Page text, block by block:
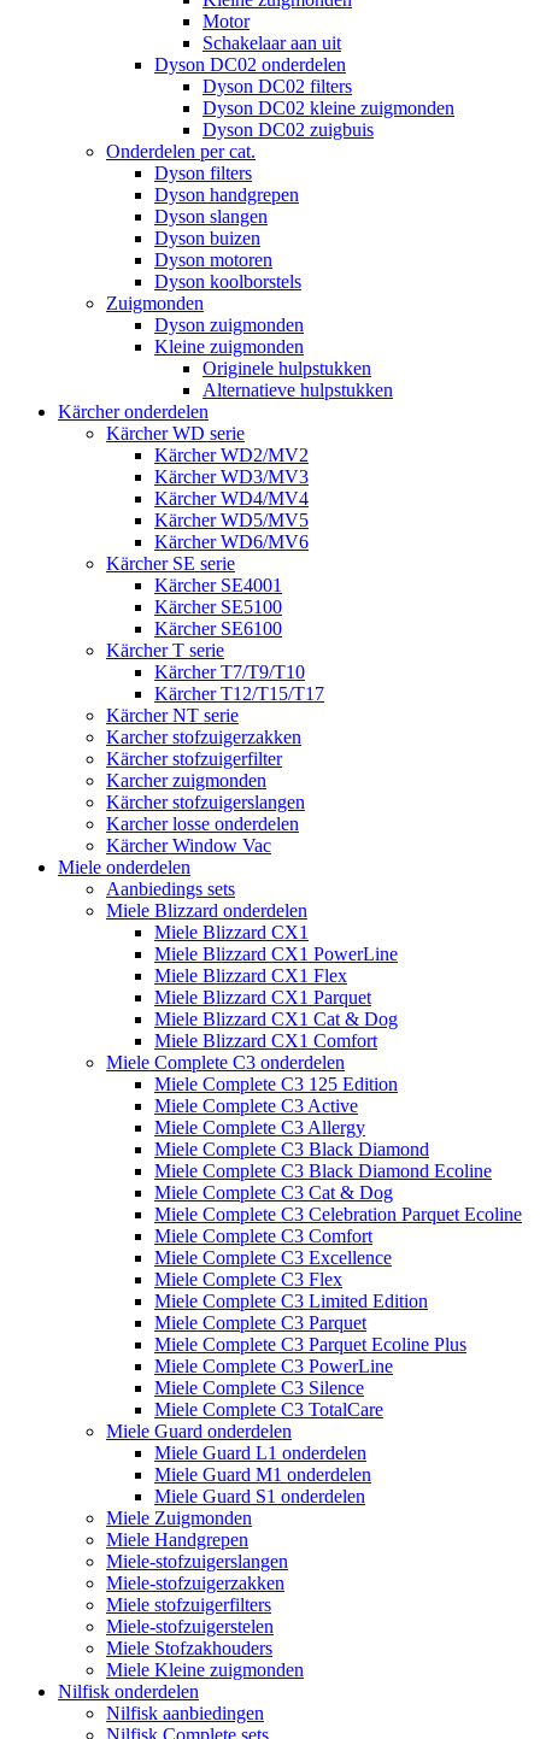
Motor
Schakelaar aan uit
Dyson DC02 onderdelen
Dyson DC02 filters
Dyson DC02 kleine zuigmonden
Dyson DC02 zuigbuis
Onderdelen per cat.
Dyson filters
Dyson handgrepen
Dyson slangen
Dyson buizen
Dyson motoren
Dyson koolborstels
Zuigmonden
Dyson zuigmonden
Kleine zuigmonden
Originele hulpstukken
Alternatieve hulpstukken
Kärcher onderdelen
Kärcher WD serie
Kärcher WD2/MV2
Kärcher WD3/MV3
Kärcher WD4/MV4
Kärcher WD5/MV5
Kärcher WD6/MV6
Kärcher SE serie
Kärcher SE4001
Kärcher SE5100
Kärcher SE6100
Kärcher T serie
Kärcher T7/T9/T10
Kärcher T12/T15/T17
Kärcher NT serie
Karcher stofzuigerzakken
Kärcher stofzuigerfilter
Karcher zuigmonden
Kärcher stofzuigerslangen
Karcher losse onderdelen
Kärcher Window Vac
Miele onderdelen
Aanbiedings sets
Miele Blizzard onderdelen
Miele Blizzard CX1
Miele Blizzard CX1 PowerLine
Miele Blizzard CX1 Flex
Miele Blizzard CX1 Parquet
Miele Blizzard CX1 Cat & Dog
Miele Blizzard CX1 Comfort
Miele Complete C3 onderdelen
Miele Complete C3 125 Edition
Miele Complete C3 Active
Miele Complete C3 Allergy
Miele Complete C3 Black Diamond
Miele Complete C3 Black Diamond Ecoline
Miele Complete C3 Cat & Dog
Miele Complete C3 Celebration Parquet Ecoline​
Miele Complete C3 Comfort
Miele Complete C3 Excellence
Miele Complete C3 Flex
Miele Complete C3 Limited Edition
Miele Complete C3 Parquet
Miele Complete C3 Parquet Ecoline Plus
Miele Complete C3 PowerLine
Miele Complete C3 Silence
Miele Complete C3 TotalCare
Miele Guard onderdelen
Miele Guard L1 onderdelen
Miele Guard M1 onderdelen
Miele Guard S1 onderdelen
Miele Zuigmonden
Miele Handgrepen
Miele-stofzuigerslangen
Miele-stofzuigerzakken
Miele stofzuigerfilters
Miele-stofzuigerstelen
Miele Stofzakhouders
Miele Kleine zuigmonden
Nilfisk onderdelen
Nilfisk aanbiedingen